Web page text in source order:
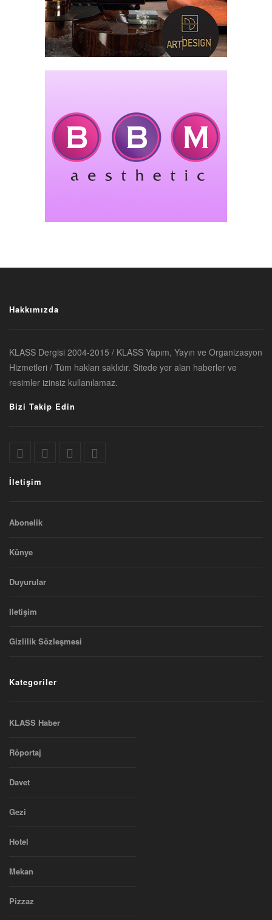
Hakkımızda
KLASS Dergisi 2004-2015 / KLASS Yapım, Yayın ve Organizasyon
Hizmetleri / Tüm hakları saklıdır. Sitede yer alan haberler ve
resimler izinsiz kullanılamaz.
Bizi Takip Edin
İletişim
Abonelik
Künye
Duyurular
Iletişim
Gizlilik Sözleşmesi
Kategoriler
KLASS Haber
Röportaj
Davet
Gezi
Hotel
Mekan
Pizzaz